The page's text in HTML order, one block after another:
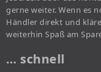
gerne weiter. Wenn es
Händler direkt und
weiterhin Spaß am
… schnell